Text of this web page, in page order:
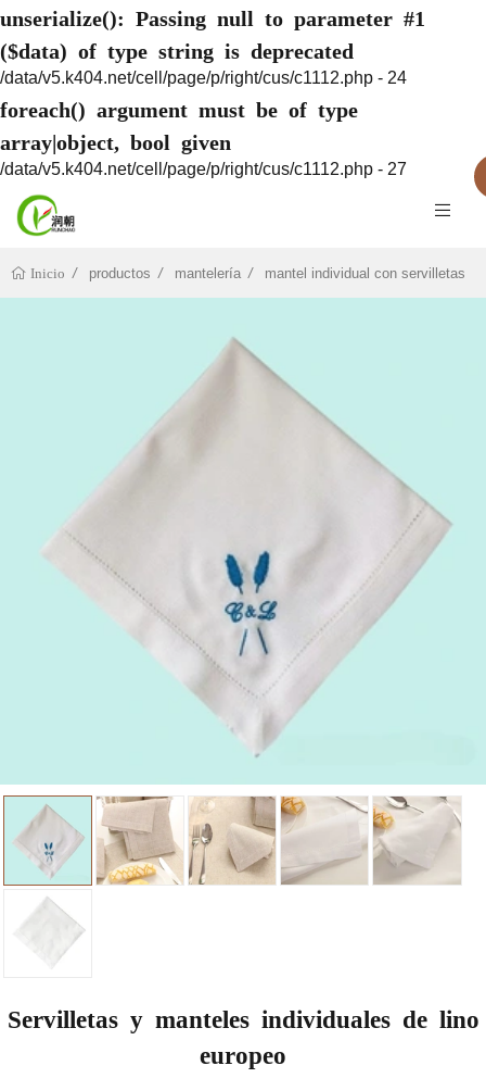
unserialize(): Passing null to parameter #1
($data) of type string is deprecated
/data/v5.k404.net/cell/page/p/right/cus/c1112.php - 24
foreach() argument must be of type
array|object, bool given
/data/v5.k404.net/cell/page/p/right/cus/c1112.php - 27
Inicio productos mantelería mantel individual con servilletas
Servilletas y manteles individuales de lino
europeo